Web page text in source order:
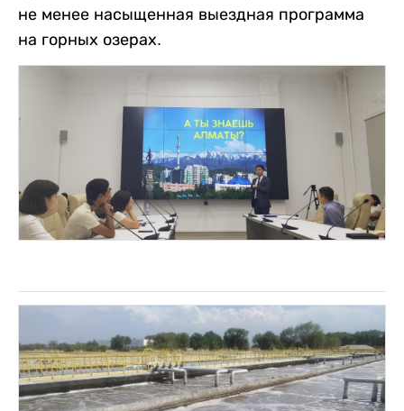
не менее насыщенная выездная программа
на горных озерах.